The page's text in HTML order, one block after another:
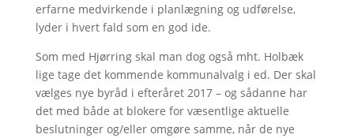
erfarne medvirkende i planlægning og udførelse,
lyder i hvert fald som en god ide.
Som med Hjørring skal man dog også mht. Holbæk
lige tage det kommende kommunalvalg i ed. Der skal
vælges nye byråd i efteråret 2017 – og sådanne har
det med både at blokere for væsentlige aktuelle
beslutninger og/eller omgøre samme, når de nye